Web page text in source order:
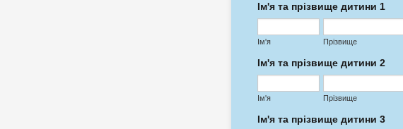
Ім'я та прізвище дитини 1
Ім'я Прізвище
Ім'я та прізвище дитини 2
Ім'я Прізвище
Ім'я та прізвище дитини 3